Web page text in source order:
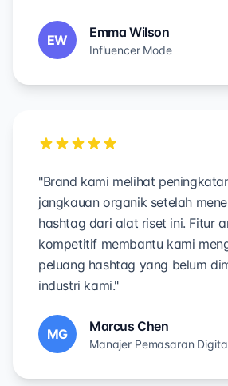
EW Emma Wilson
Influencer Mode
"Brand kami melihat
jangkauan organik setelah
hashtag dari alat riset ini. Fitur
kompetitif membantu kami
peluang hashtag yang belum
industri kami."
MG Marcus Chen
Manajer Pemasaran